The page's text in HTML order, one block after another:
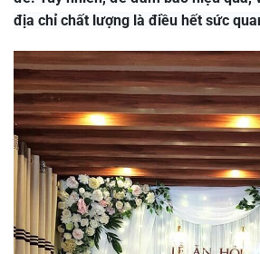
địa chỉ chất lượng là điều hết sức